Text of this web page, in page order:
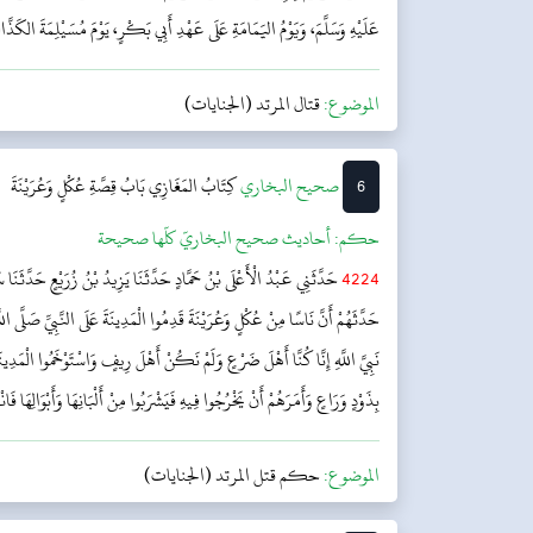
عَلَيْهِ وَسَلَّمَ، وَيَوْمُ اليَمَامَةِ عَلَى عَهْدِ أَبِي بَكْرٍ، يَوْمَ مُسَيْلِمَةَ
الموضوع:قتال المرتد (الجنايات)
6 ‌‌صحيح البخاريكِتَابُ المَغَازِيبَابُ قِصَّةِ عُكْلٍ وَعُرَيْنَةَ
حکم:أحاديث صحيح البخاريّ كلّها صحيحة
4224حَدَّثَنِي عَبْدُ الْأَعْلَى بْنُ حَمَّادٍ حَدَّثَنَا يَزِيدُ بْنُ زُرَيْعٍ
حَدَّثَهُمْ أَنَّ نَاسًا مِنْ عُكْلٍ وَعُرَيْنَةَ قَدِمُوا الْمَدِينَةَ عَلَى النَّبِيِّ صَلَّى
نَبِيَّ اللَّهِ إِنَّا كُنَّا أَهْلَ ضَرْعٍ وَلَمْ نَكُنْ أَهْلَ رِيفٍ وَاسْتَوْخَمُوا
بِذَوْدٍ وَرَاعٍ وَأَمَرَهُمْ أَنْ يَخْرُجُوا فِيهِ فَيَشْرَبُوا مِنْ أَلْبَانِهَا وَأَبْوَالِهَا
الموضوع:حكم قتل المرتد (الجنايات)